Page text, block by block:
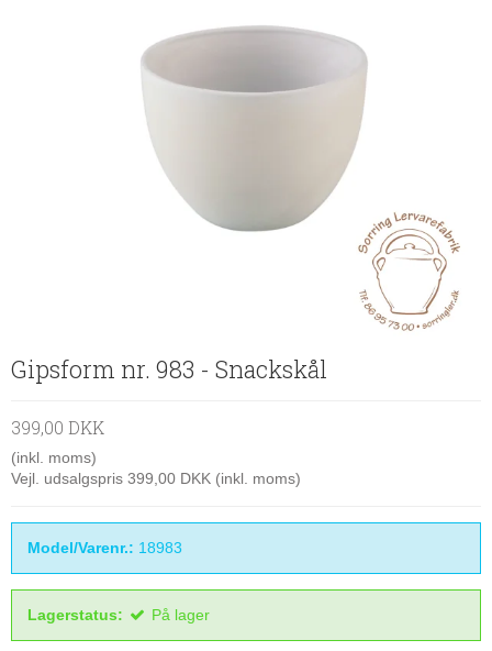
Gipsform nr. 983 - Snackskål
399,00 DKK
(inkl. moms)
Vejl. udsalgspris 399,00 DKK (inkl. moms)
Model/Varenr.: 18983
Lagerstatus: På lager